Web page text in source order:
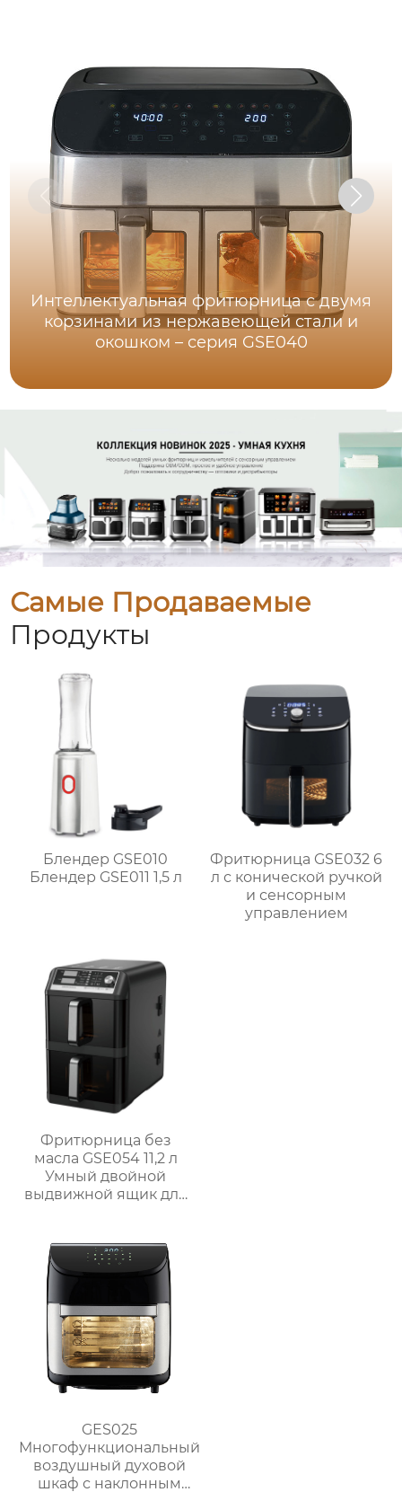
Интеллектуальная фритюрница с двумя
корзинами из нержавеющей стали и
окошком – серия GSE040
Самые Продаваемые
Продукты
Блендер GSE010
Блендер GSE011 1,5 л
Фритюрница GSE032 6
л с конической ручкой
и сенсорным
управлением
Фритюрница без
масла GSE054 11,2 л
Умный двойной
выдвижной ящик для
GES025
Многофункциональный
воздушный духовой
шкаф с наклонным